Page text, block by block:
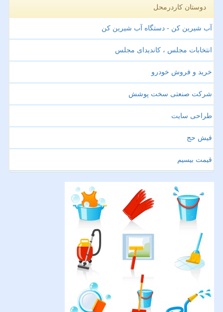
دوستان کاردرمحل
آب شیرین کن - دستگاه آب شیرین کن
انتخابات مجلس ، کاندیدای مجلس
خرید و فروش خودرو
شرکت صنعتی سخت پوشش
طراحی سایت
فیش حج
قیمت بیسیم